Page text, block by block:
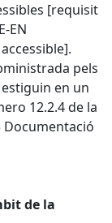
[requisit
EN
pels
en un
12.2.4 de la
Documentació
de la